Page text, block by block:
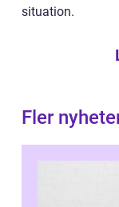
situation.
Fler